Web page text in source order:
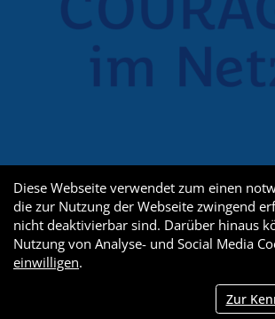
Diese Webseite verwendet zum einen
die zur Nutzung der Webseite zwingend
nicht deaktivierbar sind. Darüber hinaus
Nutzung von Analyse- und Social Media
einwilligen.
Zur